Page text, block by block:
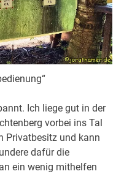
Ich liege gut in der
vorbei ins Tal
Privatbesitz und kann
dafür die
ein wenig mithelfen